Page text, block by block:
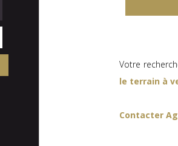
Votre
le terrain à
Contacter